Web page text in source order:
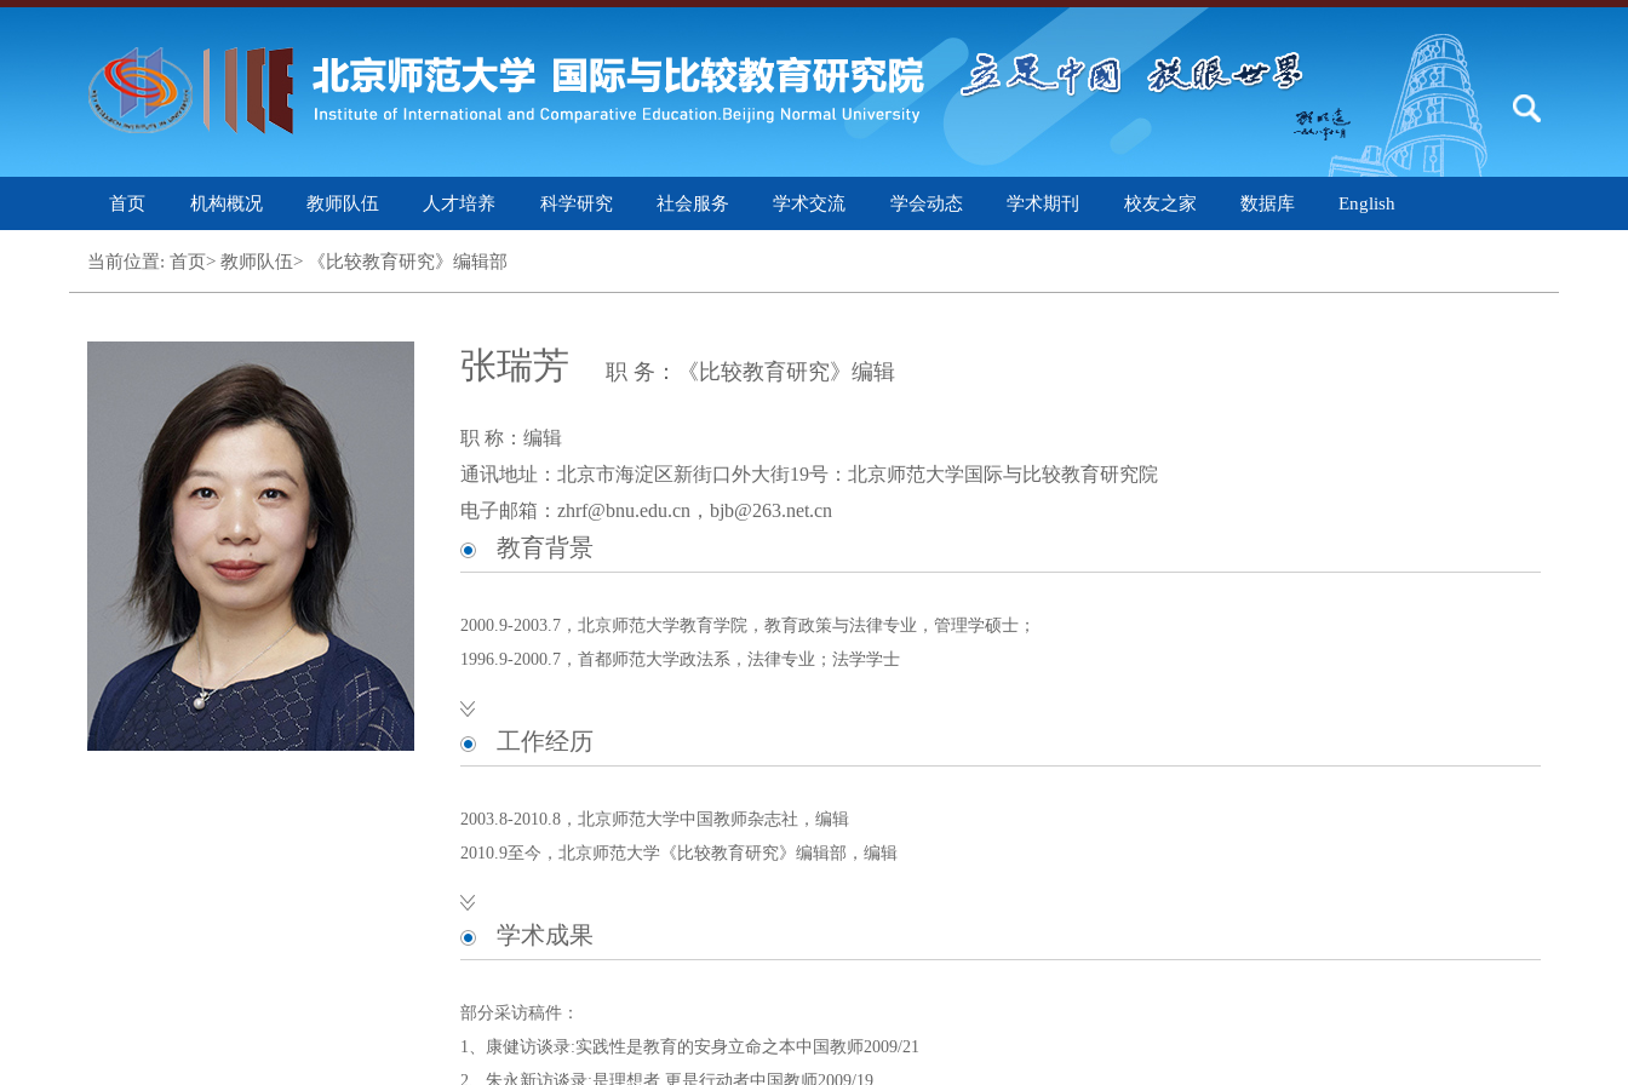
首页 机构概况 教师队伍 人才培养 科学研究 社会服务 学术交流 学会动态 学术期刊 校友之家 数据库 English
当前位置: 首页> 教师队伍> 《比较教育研究》编辑部
张瑞芳 职 务：《比较教育研究》编辑
职 称：编辑
通讯地址：北京市海淀区新街口外大街19号：北京师范大学国际与比较教育研究院
电子邮箱：zhrf@bnu.edu.cn，bjb@263.net.cn
教育背景
2000.9-2003.7，北京师范大学教育学院，教育政策与法律专业，管理学硕士；
1996.9-2000.7，首都师范大学政法系，法律专业；法学学士
工作经历
2003.8-2010.8，北京师范大学中国教师杂志社，编辑
2010.9至今，北京师范大学《比较教育研究》编辑部，编辑
学术成果
部分采访稿件：
1、康健访谈录:实践性是教育的安身立命之本中国教师2009/21
2、朱永新访谈录:是理想者,更是行动者中国教师2009/19